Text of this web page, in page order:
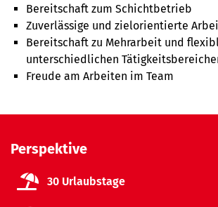
Bereitschaft zum Schichtbetrieb
Zuverlässige und zielorientierte
Bereitschaft zu Mehrarbeit und
unterschiedlichen
Freude am Arbeiten im Team
Perspektive
30 Urlaubstage